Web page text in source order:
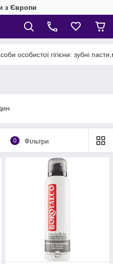
з Європи
особистої гігієни: зубні
0 Фільтри